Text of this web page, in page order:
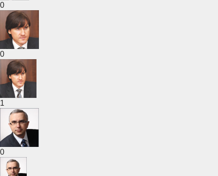
0
0
1
0